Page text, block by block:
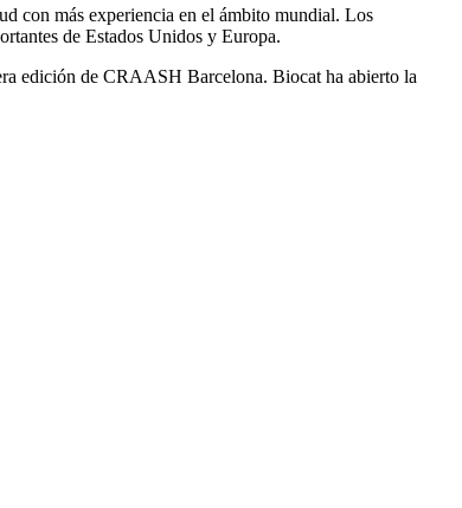
con más experiencia en el ámbito mundial. Los
de Estados Unidos y Europa.
edición de CRAASH Barcelona. Biocat ha abierto la